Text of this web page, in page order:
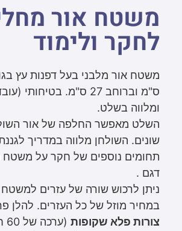
משטח אור
לחקר ולימוד
ומלווה בשלט.
השלט מאפשר החלפה של אור
שונים. השולחן מלווה במדריך
תחומים נוספים של חקר על משטח
דגם .
ניתן לרכוש שורה של עזרים למשטח
במחיר מוזל של כל העזרים. להלן
צורות פלא שקופות(ערכה של 60 חלקים)